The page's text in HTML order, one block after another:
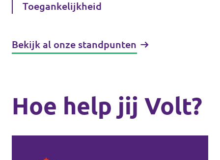
Toegankelijkheid
Bekijk al onze standpunten
Hoe help jij Volt?